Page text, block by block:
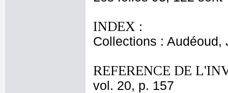
INDEX :
Collections : Audéoud,
REFERENCE DE
vol. 20, p. 157